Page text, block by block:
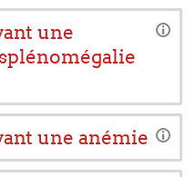
une
une anémie